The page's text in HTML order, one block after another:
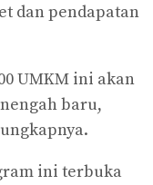
dan pendapatan
UMKM ini akan
baru,
ini terbuka